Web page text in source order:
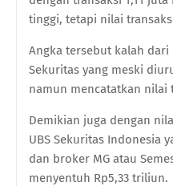
tinggi, tetapi nilai
Angka tersebut kalah dari
Sekuritas yang meski
namun mencatatkan nilai
Demikian juga dengan
UBS Sekuritas Indonesia
dan broker MG atau
menyentuh Rp5,33 triliun.